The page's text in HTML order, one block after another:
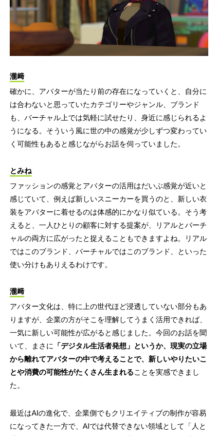
瀧﨑
確かに、アバターが当たり前の存在になっていくと、自分に
は合わないと思っていたカテゴリーやジャンル、ブランド
も、バーチャル上では気軽に試せたり、身近に感じられるよ
うになる。そういう風に世の中の感覚が少しずつ変わってい
く可能性もあると感じながらお話を伺っていました。
とみね
ファッションの感覚とアバターの活用はだいぶ感覚が近いと
感じていて、例えば新しいスニーカーを買うのと、新しい衣
装をアバターに着せるのは体感的にかなり似ている。そう考
えると、一人ひとりの顧客に対する提案が、リアルとバーチ
ャルの両方に広がったと捉えることもできますよね。リアル
ではこのブランド、バーチャルではこのブランド、といった
使い分けもありえるわけです。
瀧﨑
アバター文化は、特に上の世代ほど浸透していない部分もあ
りますが、企業の方がそこを理解してうまく活用できれば、
一気に新しい可能性が広がると感じました。今回のお話を聞
いて、まさに
「デジタル生活者発想」というか、現実の立場
から離れてアバターの中で考えることで、新しいやりたいこ
とや消費の可能性がたくさん生まれることを実感できまし
た。
最近はAIの進化で、企業側でもクリエイティブの制作が容易
になってきた一方で、AIでは代替できない領域として「人と